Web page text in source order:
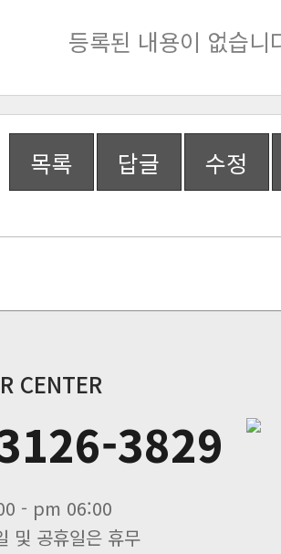
등록된 내용이 없습니
목록 답글 수정
CENTER
3829
- pm 06:00
및 공휴일은 휴무